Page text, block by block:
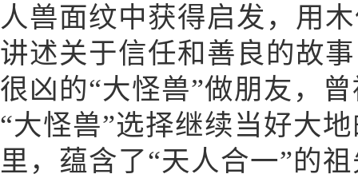
人兽面纹中获得启发，用
讲述关于信任和善良的故
很凶的“大怪兽”做朋友，
“大怪兽”选择继续当好大
里，蕴含了“天人合一”的